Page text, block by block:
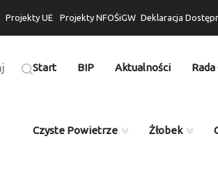
Projekty UE Projekty NFOŚiGW Deklaracja
Start BIP Aktualności
Czyste Powietrze Żłobek